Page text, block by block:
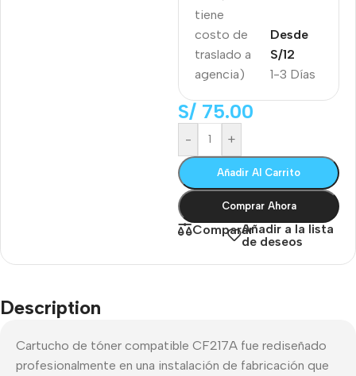
tiene
costo de
traslado a
agencia)
1-3 Días
Desde
S/12
S/ 75.00
- +
Añadir Al Carrito
Comprar Ahora
CompararAñadir a la lista
de deseos
Description
Cartucho de tóner compatible CF217A fue rediseñado
profesionalmente en una instalación de fabricación que